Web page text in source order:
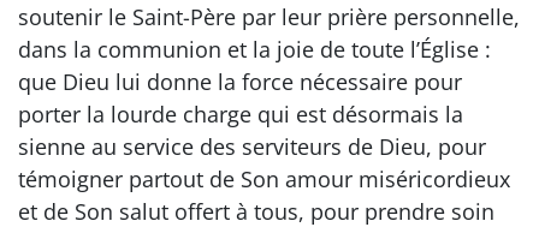
soutenir le Saint-Père par leur prière personnelle,
dans la communion et la joie de toute l’Église :
que Dieu lui donne la force nécessaire pour
porter la lourde charge qui est désormais la
sienne au service des serviteurs de Dieu, pour
témoigner partout de Son amour miséricordieux
et de Son salut offert à tous, pour prendre soin